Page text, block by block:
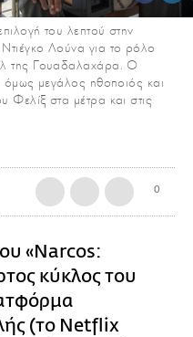
του λεπτού στην
Λούνα για το ρόλο
της Γουαδαλαχάρα. Ο
όμως μεγάλος ηθοποιός και
Φελίξ στα μέτρα και στις
0
«Narcos:
κύκλος του
(το Netflix